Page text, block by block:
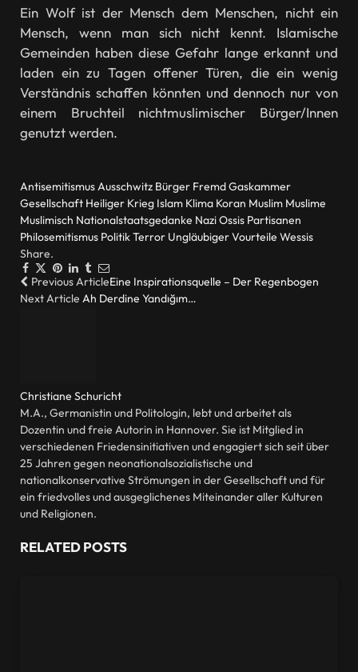
Ein Wolf ist der Mensch dem Menschen, nicht ein
Mensch, wenn man sich nicht kennt. Islamische
Gemeinden haben diese Gefahr lange erkannt und
laden ein zu Tagen offener Türen, die ein wenig
Verständnis schaffen könnten und dennoch nur von
einem Bruchteil nichtmuslimischer Bürger/Innen
genutzt werden.
AntisemitismusAusschwitz Bürger FremdGaskammer
Gesellschaft Heiliger Krieg Islam Klima Koran Muslim Muslime
Muslimisch Nationalstaatsgedanke NaziOssis Partisanen
Philosemitismus PolitikTerror UngläubigerVourteile Wessis
Share.
Facebook
TwitterPinterestLinkedIn
Tumblr
Email
Previous ArticleEine Inspirationsquelle – Der Regenbogen
Next Article Ah Derdine Yandığım…
Christiane Schuricht
M.A., Germanistin und Politologin, lebt und arbeitet als
Dozentin und freie Autorin in Hannover. Sie ist Mitglied in
verschiedenen Friedensinitiativen und engagiert sich seit über
25 Jahren gegen neonationalsozialistische und
nationalkonservative Strömungen in der Gesellschaft und für
ein friedvolles und ausgeglichenes Miteinander aller Kulturen
und Religionen.
RELATEDPOSTS